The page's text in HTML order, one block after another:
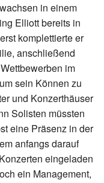
in einem
Elliott bereits in
komplettierte er
anschließend
im
sein Können zu
und Konzerthäuser
Solisten müssten
eine Präsenz in der
anfangs darauf
eingeladen
ein Management,